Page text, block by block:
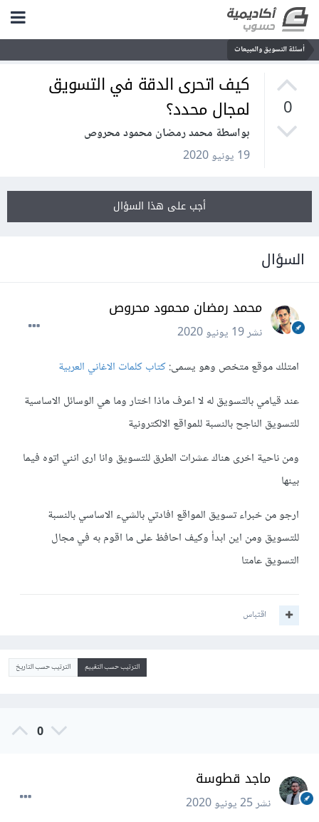
أسئلة التسويق والمبيعات
0
كيف اتحرى الدقة في التسويق
لمجال محدد؟
بواسطة محمد رمضان محمود محروص
19 يونيو 2020
أجب على هذا السؤال
السؤال
محمد رمضان محمود محروص
نشر19 يونيو 2020
امتلك موقع متخص وهو يسمى:كتاب كلمات الاغاني العربية
عند قيامي بالتسويق له لا اعرف ماذا اختار وما هي الوسائل الاساسية
للتسويق الناجح بالنسبة للمواقع الالكترونية
ومن ناحية اخرى هناك عشرات الطرق للتسويق وانا ارى انني اتوه فيما
بينها
ارجو من خبراء تسويق المواقع افادتي بالشيء الاساسي بالنسبة
للتسويق ومن اين ابدأ وكيف احافظ على ما اقوم به في مجال
التسويق عامتا
اقتباس
الترتيب حسب التقييم الترتيب حسب التاريخ
0
ماجد قطوسة
نشر25 يونيو 2020